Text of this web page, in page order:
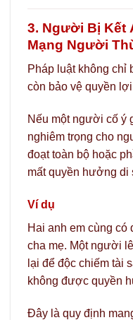
3. Người Bị Kết
Mạng Người
Pháp luật không chỉ
còn bảo vệ quyền
Nếu một người cố ý
nghiêm trọng cho
đoạt toàn bộ hoặc
mất quyền hưởng di
Ví dụ
Hai anh em cùng
cha mẹ. Một người
lại để độc chiếm tài
không được quyền
Đây là quy định